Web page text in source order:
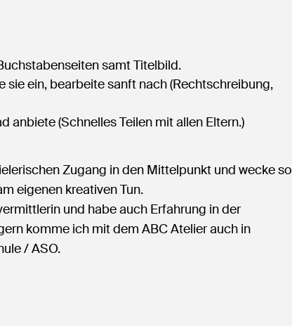
samt Titelbild.
sie ein, bearbeite sanft nach (Rechtschreibung,
anbiete (Schnelles Teilen mit allen Eltern.)
Zugang in den Mittelpunkt und wecke so
eigenen kreativen Tun.
und habe auch Erfahrung in der
komme ich mit dem ABC Atelier auch in
/ ASO.